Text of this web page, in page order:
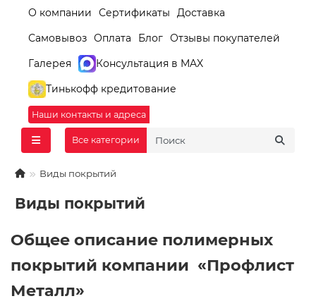
О компании Сертификаты
Доставка
Самовывоз Оплата Блог Отзывы покупателей
Галерея
Консультация в MAX
Тинькофф кредитование
Наши контакты и адреса
Все категории
Виды покрытий
Виды покрытий
Общее описание полимерных
покрытий компании «Профлист
Металл»